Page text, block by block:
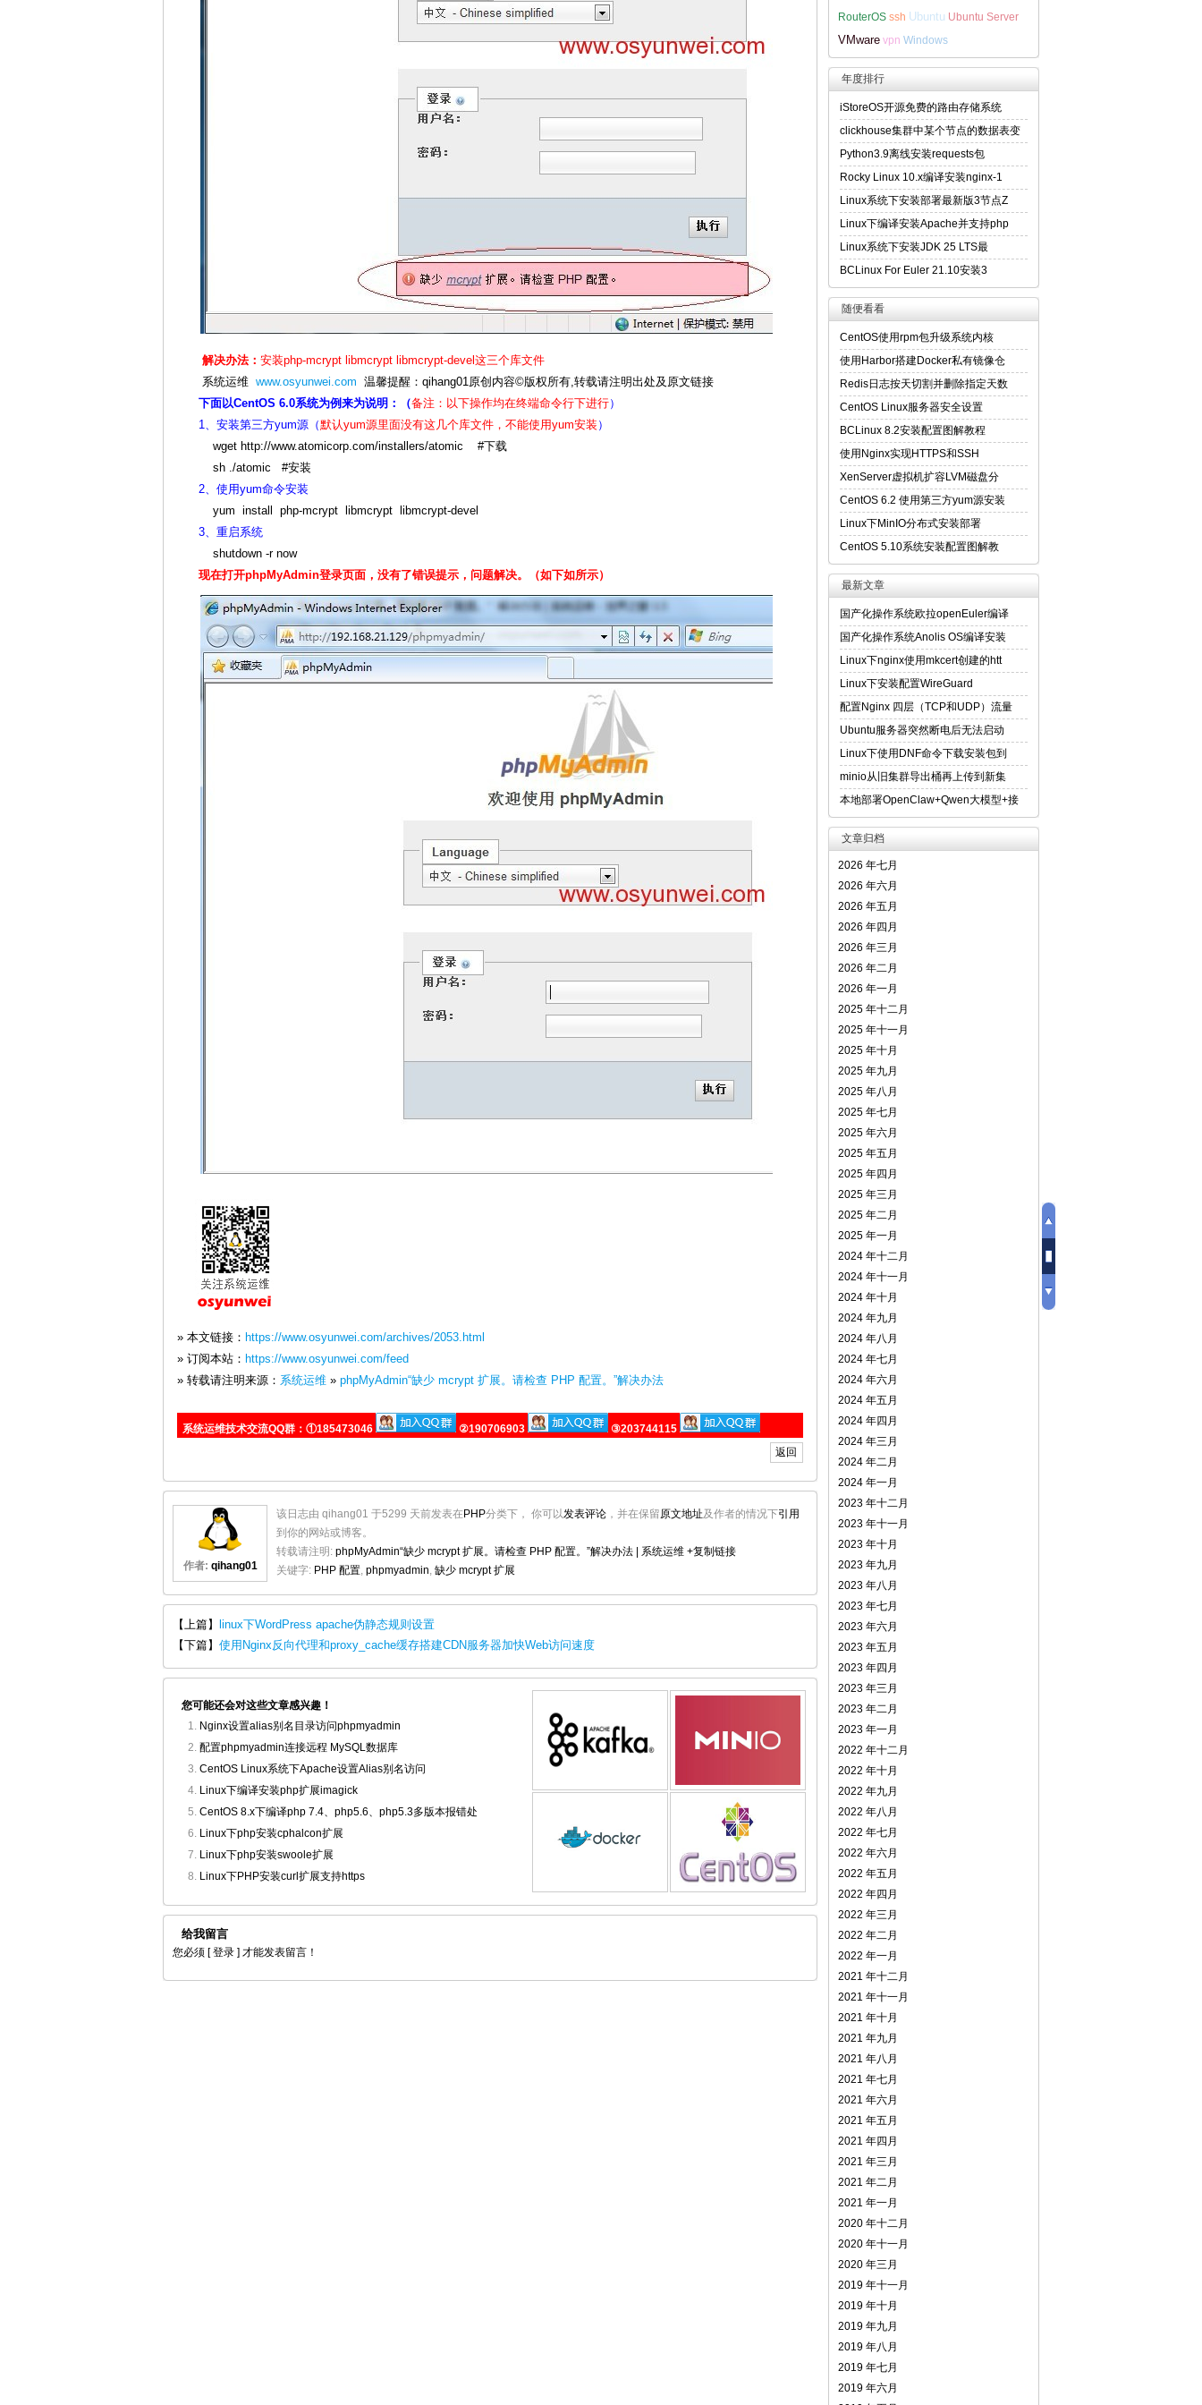
解决办法： 安装php-mcrypt libmcrypt libmcrypt-devel这三个库文件
系统运维 www.osyunwei.com 温馨提醒：qihang01原创内容©版权所有,转载请注明出处及原文链接
下面以CentOS 6.0系统为例来为说明：（备注：以下操作均在终端命令行下进行）
1、安装第三方yum源（默认yum源里面没有这几个库文件，不能使用yum安装 ）
wget http://www.atomicorp.com/installers/atomic #下载
sh ./atomic #安装
2、使用yum命令安装
yum install php-mcrypt libmcrypt libmcrypt-devel
3、重启系统
shutdown -r now
现在打开phpMyAdmin登录页面，没有了错误提示，问题解决。（如下如所示）
» 本文链接： https://www.osyunwei.com/archives/2053.html
» 订阅本站： https://www.osyunwei.com/feed
» 转载请注明来源： 系统运维 » phpMyAdmin“缺少 mcrypt 扩展。请检查 PHP 配置。”解决办法
系统运维技术交流QQ群：①185473046 ②190706903
③203744115
返回
作者: qihang01
该日志由 qihang01 于5299 天前发表在 PHP分类下， 你可以发表评论 ，并在保留原文地址及作者的情况下引用
到你的网站或博客。
转载请注明: phpMyAdmin“缺少 mcrypt 扩展。请检查 PHP 配置。”解决办法 | 系统运维 +复制链接
关键字: PHP 配置, phpmyadmin, 缺少 mcrypt 扩展
【上篇】
linux下WordPress apache伪静态规则设置
【下篇】 使用Nginx反向代理和proxy_cache缓存搭建CDN服务器加快Web访问速度
您可能还会对这些文章感兴趣！
Nginx设置alias别名目录访问phpmyadmin
配置phpmyadmin连接远程 MySQL数据库
CentOS Linux系统下Apache设置Alias别名访问
Linux下编译安装php扩展imagick
CentOS 8.x下编译php 7.4、php5.6、php5.3多版本报错处
Linux下php安装cphalcon扩展
Linux下php安装swoole扩展
Linux下PHP安装curl扩展支持https
给我留言
您必须 [ 登录 ] 才能发表留言！
RouterOS ssh Ubuntu Ubuntu Server
VMware vpn Windows
年度排行
iStoreOS开源免费的路由存储系统
clickhouse集群中某个节点的数据表变
Python3.9离线安装requests包
Rocky Linux 10.x编译安装nginx-1
Linux系统下安装部署最新版3节点Z
Linux下编译安装Apache并支持php
Linux系统下安装JDK 25 LTS最
BCLinux For Euler 21.10安装3
随便看看
CentOS使用rpm包升级系统内核
使用Harbor搭建Docker私有镜像仓
Redis日志按天切割并删除指定天数
CentOS Linux服务器安全设置
BCLinux 8.2安装配置图解教程
使用Nginx实现HTTPS和SSH
XenServer虚拟机扩容LVM磁盘分
CentOS 6.2 使用第三方yum源安装
Linux下MinIO分布式安装部署
CentOS 5.10系统安装配置图解教
最新文章
国产化操作系统欧拉openEuler编译
国产化操作系统Anolis OS编译安装
Linux下nginx使用mkcert创建的htt
Linux下安装配置WireGuard
配置Nginx 四层（TCP和UDP）流量
Ubuntu服务器突然断电后无法启动
Linux下使用DNF命令下载安装包到
minio从旧集群导出桶再上传到新集
本地部署OpenClaw+Qwen大模型+接
文章归档
2026 年七月
2026 年六月
2026 年五月
2026 年四月
2026 年三月
2026 年二月
2026 年一月
2025 年十二月
2025 年十一月
2025 年十月
2025 年九月
2025 年八月
2025 年七月
2025 年六月
2025 年五月
2025 年四月
2025 年三月
2025 年二月
2025 年一月
2024 年十二月
2024 年十一月
2024 年十月
2024 年九月
2024 年八月
2024 年七月
2024 年六月
2024 年五月
2024 年四月
2024 年三月
2024 年二月
2024 年一月
2023 年十二月
2023 年十一月
2023 年十月
2023 年九月
2023 年八月
2023 年七月
2023 年六月
2023 年五月
2023 年四月
2023 年三月
2023 年二月
2023 年一月
2022 年十二月
2022 年十月
2022 年九月
2022 年八月
2022 年七月
2022 年六月
2022 年五月
2022 年四月
2022 年三月
2022 年二月
2022 年一月
2021 年十二月
2021 年十一月
2021 年十月
2021 年九月
2021 年八月
2021 年七月
2021 年六月
2021 年五月
2021 年四月
2021 年三月
2021 年二月
2021 年一月
2020 年十二月
2020 年十一月
2020 年三月
2019 年十一月
2019 年十月
2019 年九月
2019 年八月
2019 年七月
2019 年六月